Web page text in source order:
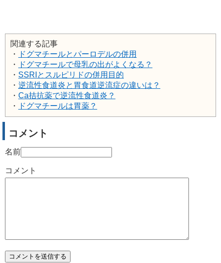
関連する記事
・
ドグマチールとパーロデルの併用
・
ドグマチールで母乳の出がよくなる？
・ SSRIとスルピリドの併用目的
・ 逆流性食道炎と胃食道逆流症の違いは？
・ Ca拮抗薬で逆流性食道炎？
・
ドグマチールは胃薬？
コメント
名前
コメント